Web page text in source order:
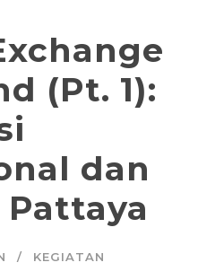
(Pt. 1):
dan
KEGIATAN